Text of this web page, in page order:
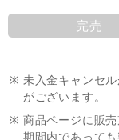
完売
※ 未入金キャンセ
がございます。
※ 商品ページに販
期間内であって